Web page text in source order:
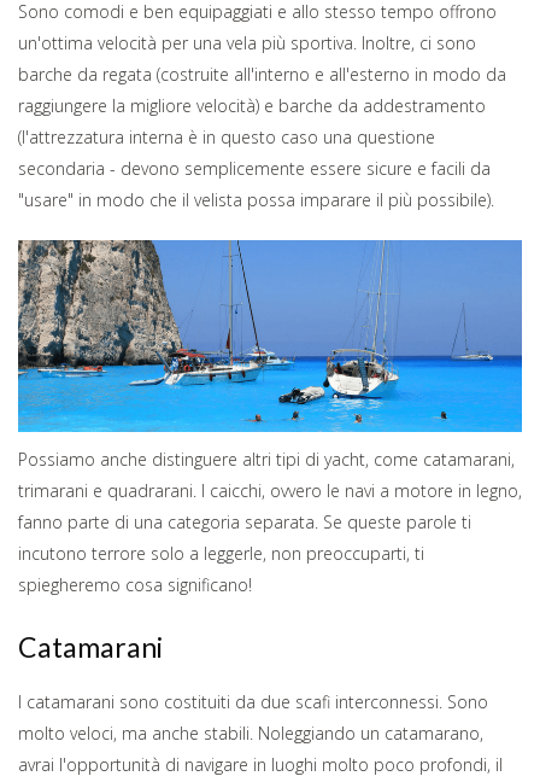
Sono comodi e ben equipaggiati e allo stesso tempo offrono
un'ottima velocità per una vela più sportiva. Inoltre, ci sono
barche da regata (costruite all'interno e all'esterno in modo da
raggiungere la migliore velocità) e barche da addestramento
(l'attrezzatura interna è in questo caso una questione
secondaria - devono semplicemente essere sicure e facili da
"usare" in modo che il velista possa imparare il più possibile).
Possiamo anche distinguere altri tipi di yacht, come catamarani,
trimarani e quadrarani. I caicchi, ovvero le navi a motore in legno,
fanno parte di una categoria separata. Se queste parole ti
incutono terrore solo a leggerle, non preoccuparti, ti
spiegheremo cosa significano!
Catamarani
I catamarani sono costituiti da due scafi interconnessi. Sono
molto veloci, ma anche stabili. Noleggiando un catamarano,
avrai l'opportunità di navigare in luoghi molto poco profondi, il